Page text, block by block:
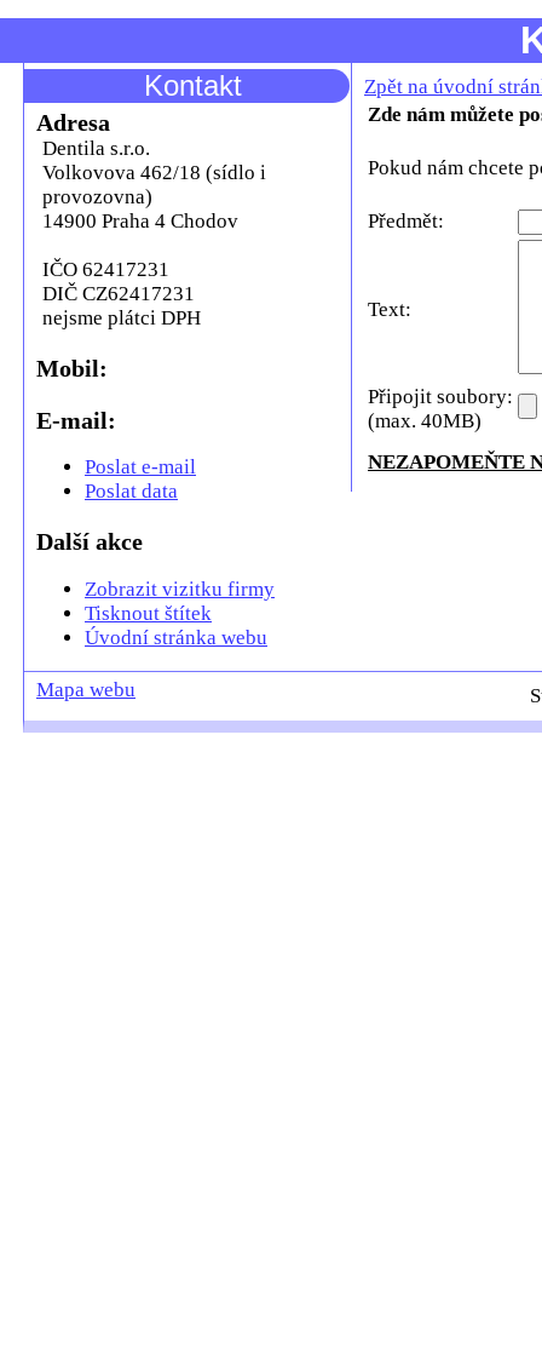
Zpět na úvodní
Zde nám můžete
Pokud nám chcete
Předmět:
Text:
Připojit soubory:
(max. 40MB)
NEZAPOMEŇTE
Kontakt
Adresa
Dentila s.r.o.
Volkovova 462/18 (sídlo i
provozovna)
14900 Praha 4 Chodov
IČO 62417231
DIČ CZ62417231
nejsme plátci DPH
Mobil:
E-mail:
Poslat e-mail
Poslat data
Další akce
Zobrazit vizitku firmy
Tisknout štítek
Úvodní stránka webu
Mapa webu